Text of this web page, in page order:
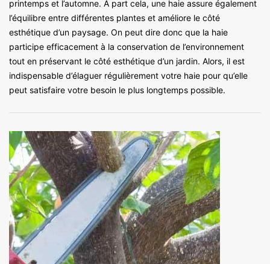
printemps et l’automne. A part cela, une haie assure également
l’équilibre entre différentes plantes et améliore le côté
esthétique d’un paysage. On peut dire donc que la haie
participe efficacement à la conservation de l’environnement
tout en préservant le côté esthétique d’un jardin. Alors, il est
indispensable d’élaguer régulièrement votre haie pour qu’elle
peut satisfaire votre besoin le plus longtemps possible.